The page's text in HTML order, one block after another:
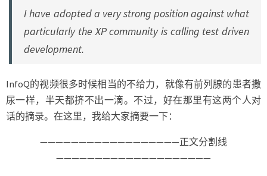
I have adopted a very strong position against what
particularly the XP community is calling test driven
development.
InfoQ的视频很多时候相当的不给力，就像有前列腺的患者撒
尿一样，半天都挤不出一滴。不过，好在那里有这两个人对
话的摘录。在这里，我给大家摘要一下：
——————————————————正文分割线
————————————————————